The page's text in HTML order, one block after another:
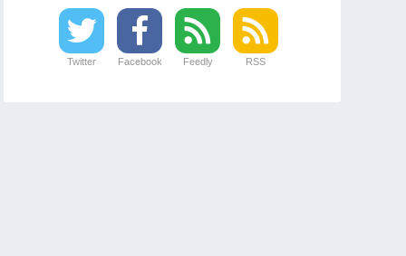
Twitter Facebook Feedly RSS